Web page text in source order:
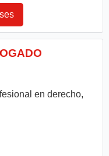
en derecho,